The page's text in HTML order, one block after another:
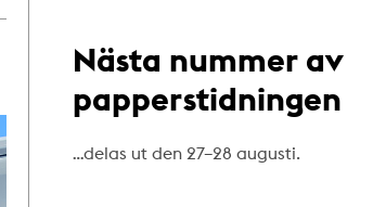
Nästa nummer av
papperstidningen
…delas ut den 27–28 augusti.